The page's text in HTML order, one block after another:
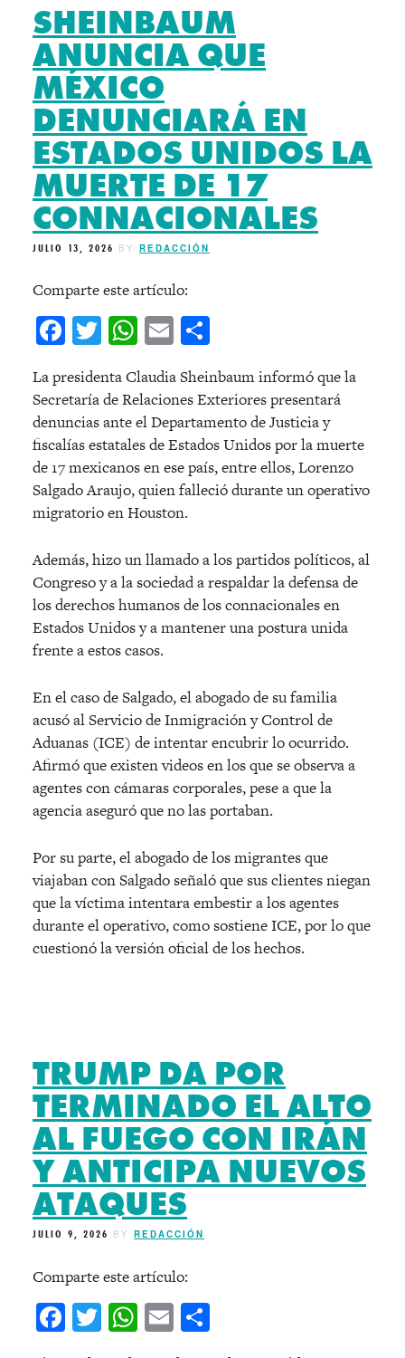
SHEINBAUM
ANUNCIA QUE
MÉXICO
DENUNCIARÁ EN
ESTADOS UNIDOS LA
MUERTE DE 17
CONNACIONALES
JULIO 13, 2026 BY REDACCIÓN
Comparte este artículo:
Facebook
Twitter
WhatsApp
Email
La presidenta Claudia Sheinbaum informó que la
Secretaría de Relaciones Exteriores presentará
denuncias ante el Departamento de Justicia y
fiscalías estatales de Estados Unidos por la muerte
de 17 mexicanos en ese país, entre ellos, Lorenzo
Salgado Araujo, quien falleció durante un operativo
migratorio en Houston.
Además, hizo un llamado a los partidos políticos, al
Congreso y a la sociedad a respaldar la defensa de
los derechos humanos de los connacionales en
Estados Unidos y a mantener una postura unida
frente a estos casos.
En el caso de Salgado, el abogado de su familia
acusó al Servicio de Inmigración y Control de
Aduanas (ICE) de intentar encubrir lo ocurrido.
Afirmó que existen videos en los que se observa a
agentes con cámaras corporales, pese a que la
agencia aseguró que no las portaban.
Por su parte, el abogado de los migrantes que
viajaban con Salgado señaló que sus clientes niegan
que la víctima intentara embestir a los agentes
durante el operativo, como sostiene ICE, por lo que
cuestionó la versión oficial de los hechos.
TRUMP DA POR
TERMINADO EL ALTO
AL FUEGO CON IRÁN
Y ANTICIPA NUEVOS
ATAQUES
JULIO 9, 2026 BY REDACCIÓN
Comparte este artículo:
Facebook
Twitter
WhatsApp
Email